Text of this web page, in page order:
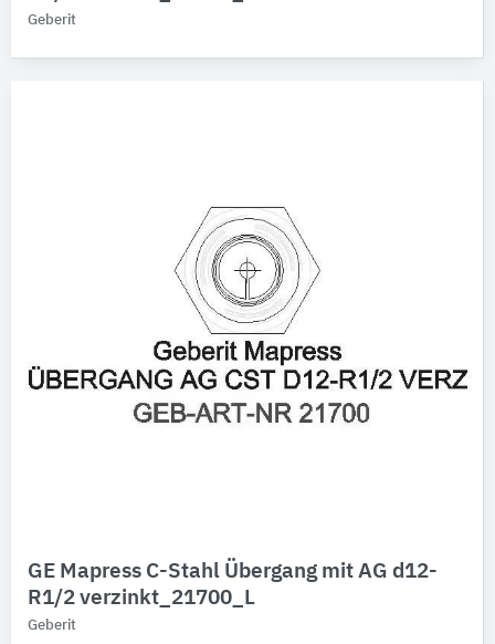
Geberit
GE Mapress C-Stahl Übergang mit AG d12-
R1/2 verzinkt_21700_L
Geberit